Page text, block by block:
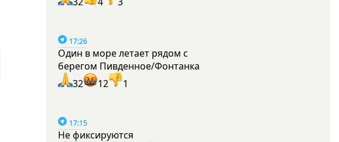
17:26
Один в море летает рядом с
берегом Пивденное/Фонтанка
32
12 1
17:15
Не фиксируются